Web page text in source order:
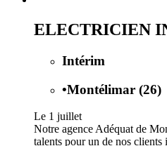
ELECTRICIEN
Intérim
•Montélimar (26)
Le 1 juillet
Notre agence Adéquat de
talents pour un de nos